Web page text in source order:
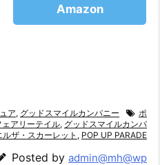
Amazon
ア, グッドスマイルカンパニー
ポ
ェアリーテイル, グッドスマイルカンパ
ルザ・スカーレット , POP UP PARADE
Posted by admin@mh@wp